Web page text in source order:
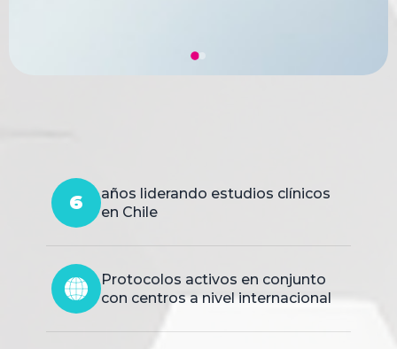
6
años liderando estudios clínicos
en Chile
Protocolos activos en conjunto
con centros a nivel internacional